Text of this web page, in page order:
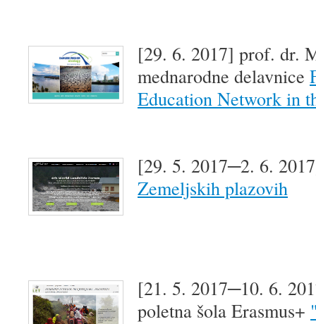
[29. 6. 2017] prof. dr.
mednarodne delavnice
Education Network in
[29. 5. 2017─2. 6.
Zemeljskih plazovih
[21. 5. 2017─10. 6.
poletna šola Erasmus+